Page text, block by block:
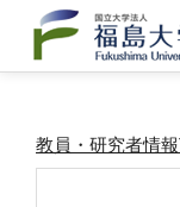
教員・研究者情